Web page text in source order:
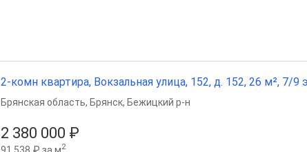
2-комн квартира, Вокзальная улица, 152, д. 152, 26 м², 7/9
2 380 000 ₽
91 538 ₽ за м2
Брянская область, Брянск, Бежицкий р-н